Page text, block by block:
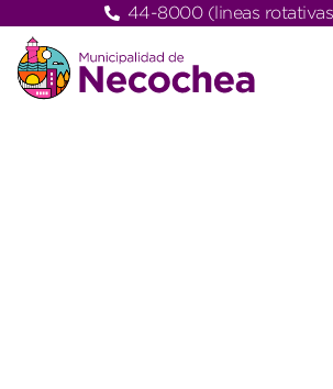
44-8000 (lineas